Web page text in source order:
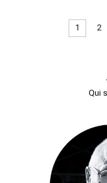
PaginationPage
1 2
Qui